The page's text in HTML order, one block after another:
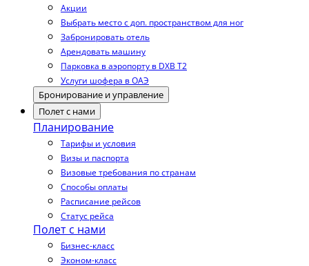
Акции
Выбрать место с доп. пространством для ног
Забронировать отель
Арендовать машину
Парковка в аэропорту в DXB T2
Услуги шофера в ОАЭ
Бронирование и управление
Полет с нами
Планирование
Тарифы и условия
Визы и паспорта
Визовые требования по странам
Способы оплаты
Расписание рейсов
Статус рейса
Полет с нами
Бизнес-класс
Эконом-класс